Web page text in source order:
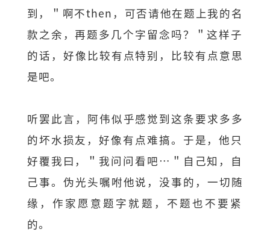
到，＂啊不then， 可否请他在题上我的名
款之余，再题多几个字留念吗？＂这样子
的话，好像比较有点特别，比较有点意思
是吧。
听罢此言，阿伟似乎感觉到这条要求多多
的坏水损友，好像有点难搞。于是，他只
好覆我曰，＂我问问看吧…＂自己知， 自
己事。伪光头嘱咐他说，没事的，一切随
缘，作家愿意题字就题， 不题也不要紧
的。